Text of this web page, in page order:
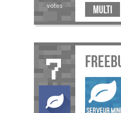
votes
Multi
7